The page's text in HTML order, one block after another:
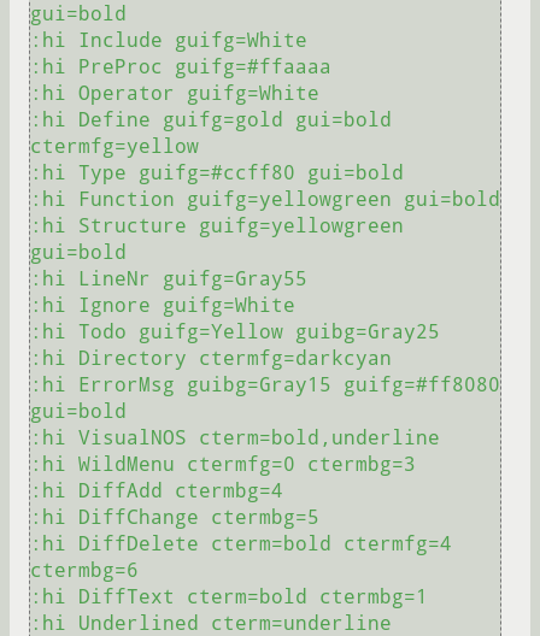
gui=bold
:hi Include guifg=White
:hi PreProc guifg=#ffaaaa
:hi Operator guifg=White
:hi Define guifg=gold gui=bold
ctermfg=yellow
:hi Type guifg=#ccff80 gui=bold
:hi Function guifg=yellowgreen gui=bold
:hi Structure guifg=yellowgreen
gui=bold
:hi LineNr guifg=Gray55
:hi Ignore guifg=White
:hi Todo guifg=Yellow guibg=Gray25
:hi Directory ctermfg=darkcyan
:hi ErrorMsg guibg=Gray15 guifg=#ff8080
gui=bold
:hi VisualNOS cterm=bold,underline
:hi WildMenu ctermfg=0 ctermbg=3
:hi DiffAdd ctermbg=4
:hi DiffChange ctermbg=5
:hi DiffDelete cterm=bold ctermfg=4
ctermbg=6
:hi DiffText cterm=bold ctermbg=1
:hi Underlined cterm=underline